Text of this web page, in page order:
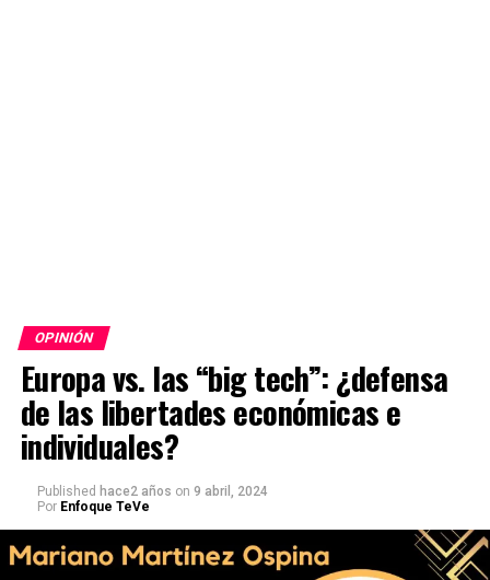
OPINIÓN
Europa vs. las “big tech”: ¿defensa
de las libertades económicas e
individuales?
Published hace2 años on 9 abril, 2024
Por Enfoque TeVe